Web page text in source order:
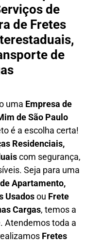
de
de Fretes
de
uma Empresa de
de São Paulo
é a escolha certa!
Residenciais,
com segurança,
Seja para uma
Apartamento,
Usadosou Frete
Cargas, temos a
Atendemostoda a
Fretes